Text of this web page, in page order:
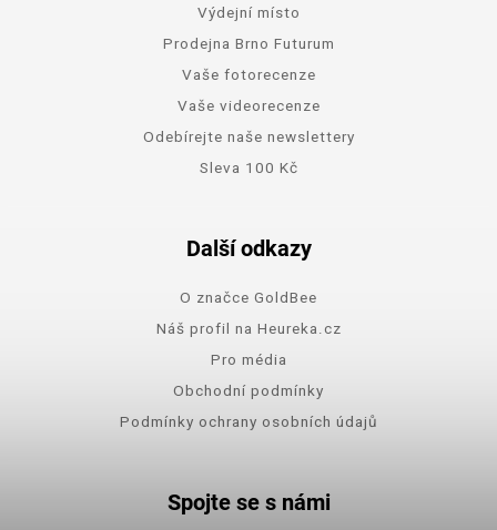
Výdejní místo
Prodejna Brno Futurum
Vaše fotorecenze
Vaše videorecenze
Odebírejte naše newslettery
Sleva 100 Kč
Další odkazy
O značce GoldBee
Náš profil na Heureka.cz
Pro média
Obchodní podmínky
Podmínky ochrany osobních údajů
Spojte se s námi